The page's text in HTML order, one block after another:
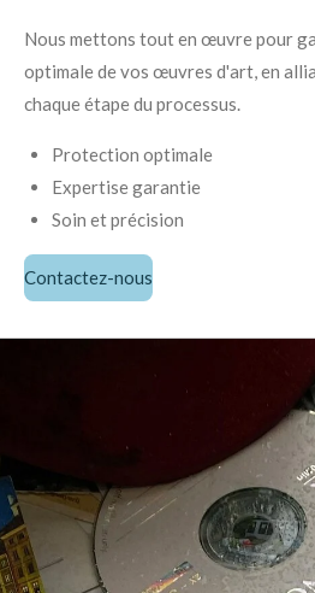
Nous mettons tout en œuvre pour
optimale de vos œuvres d'art, en
chaque étape du processus.
Protection optimale
Expertise garantie
Soin et précision
Contactez-nous